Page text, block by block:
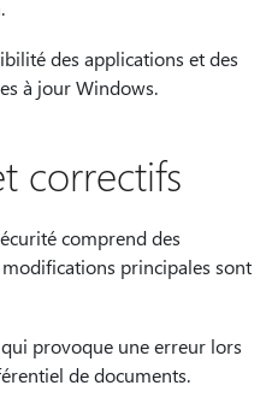
des applications et des
à jour Windows.
correctifs
comprend des
principales sont
provoque une erreur lors
de documents.